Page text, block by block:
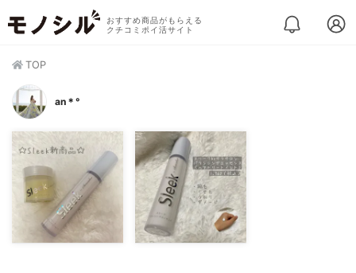
おすすめ商品がもらえる
クチコミポイ活サイト
TOP
an＊°